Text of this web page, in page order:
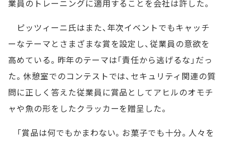
業員のトレーニングに適用することを会社は許した。
ピッツィーニ氏はまた、年次イベントでもキャッチ
ーなテーマとさまざまな賞を設定し、従業員の意欲を
高めている。昨年のテーマは「責任から逃げるな」だっ
た。休憩室でのコンテストでは、セキュリティ関連の質
問に正しく答えた従業員に賞品としてアヒルのオモチ
ャや魚の形をしたクラッカーを贈呈した。
「賞品は何でもかまわない。お菓子でも十分。人々を